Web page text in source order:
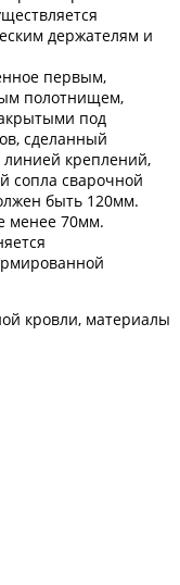
держателям и
первым,
полотнищем,
под
сделанный
линией креплений,
сопла сварочной
быть 120мм.
менее 70мм.
кровли, материалы